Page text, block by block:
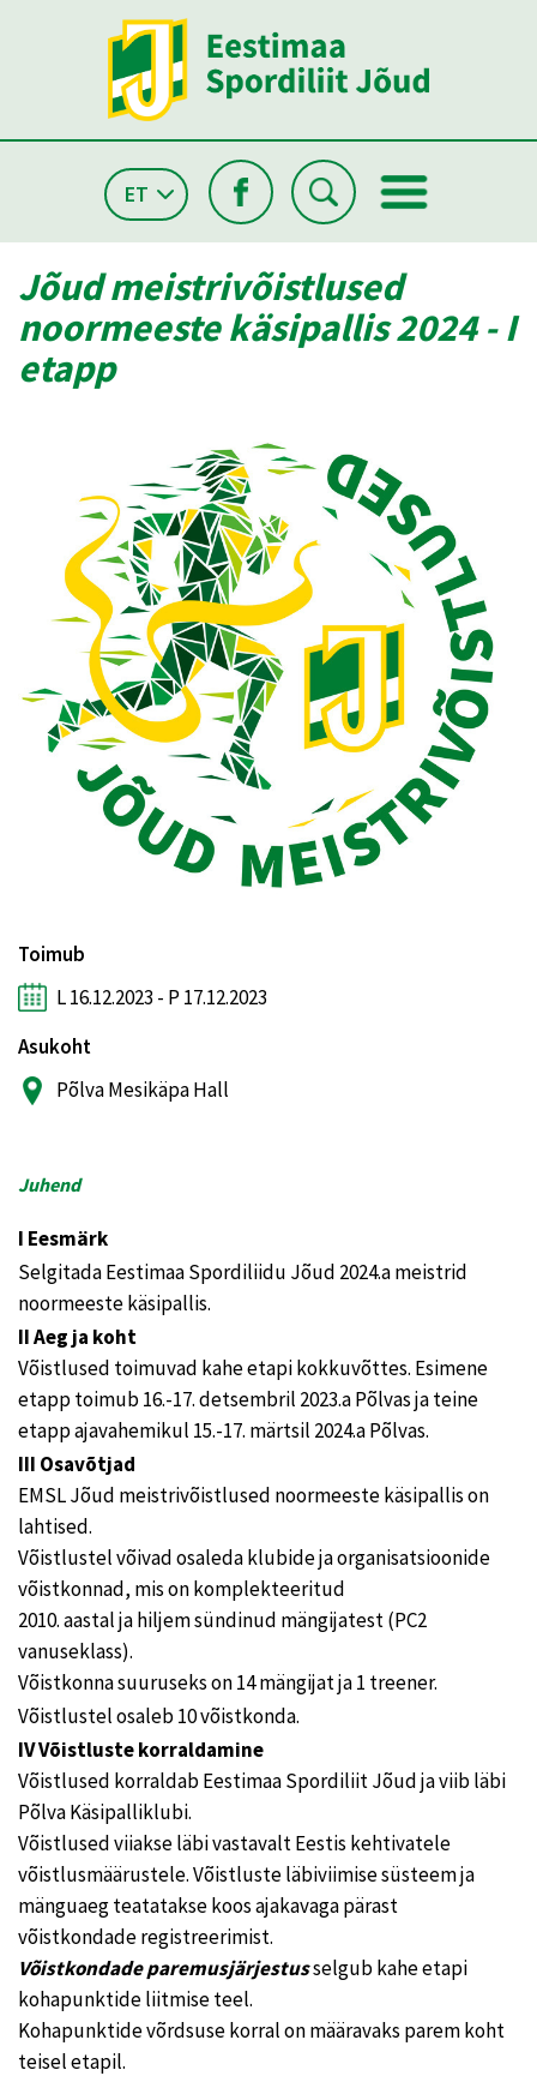
ET
Jõud meistrivõistlused
noormeeste käsipallis 2024 - I
etapp
Toimub
L 16.12.2023 - P 17.12.2023
Asukoht
Põlva Mesikäpa Hall
Juhend
I Eesmärk
Selgitada Eestimaa Spordiliidu Jõud 2024.a meistrid
noormeeste käsipallis.
II Aeg ja koht
Võistlused toimuvad kahe etapi kokkuvõttes. Esimene
etapp toimub 16.-17. detsembril 2023.a Põlvas ja teine
etapp ajavahemikul 15.-17. märtsil 2024.a Põlvas.
III Osavõtjad
EMSL Jõud meistrivõistlused noormeeste käsipallis on
lahtised.
Võistlustel võivad osaleda klubide ja organisatsioonide
võistkonnad, mis on komplekteeritud
2010. aastal ja hiljem sündinud mängijatest (PC2
vanuseklass).
Võistkonna suuruseks on 14 mängijat ja 1 treener.
Võistlustel osaleb 10 võistkonda.
IV Võistluste korraldamine
Võistlused korraldab Eestimaa Spordiliit Jõud ja viib läbi
Põlva Käsipalliklubi.
Võistlused viiakse läbi vastavalt Eestis kehtivatele
võistlusmäärustele. Võistluste läbiviimise süsteem ja
mänguaeg teatatakse koos ajakavaga pärast
võistkondade registreerimist.
Võistkondade paremusjärjestusselgub kahe etapi
kohapunktide liitmise teel.
Kohapunktide võrdsuse korral on määravaks parem koht
teisel etapil.